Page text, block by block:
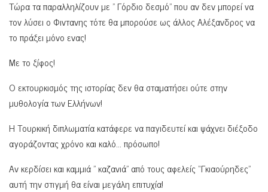
Τώρα τα παραλληλίζουν με ” Γόρδιο δεσμό” που αν δεν μπορεί να
τον λύσει ο Φιντανης τότε θα μπορούσε ως άλλος Αλέξανδρος να
το πράξει μόνο ενας!
Με το ξίφος!
Ο εκτουρκισμός της ιστορίας δεν θα σταματήσει ούτε στην
μυθολογία των Ελλήνων!
Η Τουρκική διπλωματία κατάφερε να παγιδευτεί και ψάχνει διέξοδο
αγοράζοντας χρόνο και καλό… πρόσωπο!
Αν κερδίσει και καμμιά ” καζανιά” από τους αφελείς “Γκιαούρηδες”
αυτή την στιγμή θα είναι μεγάλη επιτυχία!